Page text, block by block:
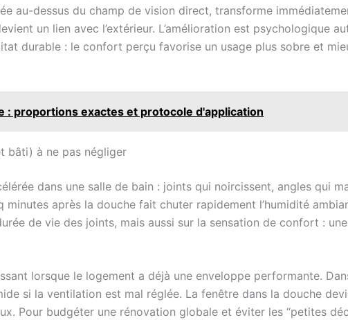
au-dessus du champ de vision direct, transforme
un lien avec l’extérieur. L’amélioration est psychologique
durable : le confort perçu favorise un usage plus sobre et
: proportions exactes et protocole d'application
bâti) à ne pas négliger
dans une salle de bain : joints qui noircissent, angles qui
minutes après la douche fait chuter rapidement l’humidité
de vie des joints, mais aussi sur la sensation de confort :
lorsque le logement a déjà une enveloppe performante.
si la ventilation est mal réglée. La fenêtre dans la douche
Pour budgéter une rénovation globale et éviter les “petites